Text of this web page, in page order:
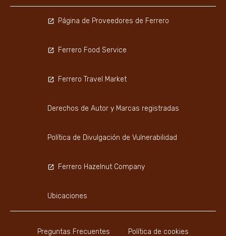
Preguntas Frecuentes Política de cookies
Página de Proveedores de Ferrero
Ferrero Food Service
Ferrero Travel Market
Derechos de Autor y Marcas registradas
Política de Divulgación de Vulnerabilidad
Ferrero Hazelnut Company
Ubicaciones